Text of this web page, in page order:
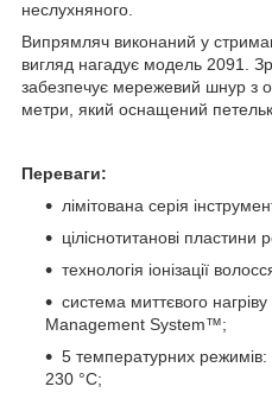
неслухняного.
Випрямляч виконаний у
вигляд нагадує модель 2091.
забезпечує мережевий шнур з
метри, який оснащений
Переваги:
лімітована серія
ціліснотитанові
технологія іонізації
система миттєвого
Management System™;
5 температурних
230 °C;